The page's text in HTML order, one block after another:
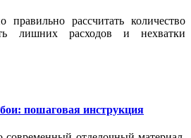
рассчитать количество
лишних расходов и нехватки
пошаговая инструкция